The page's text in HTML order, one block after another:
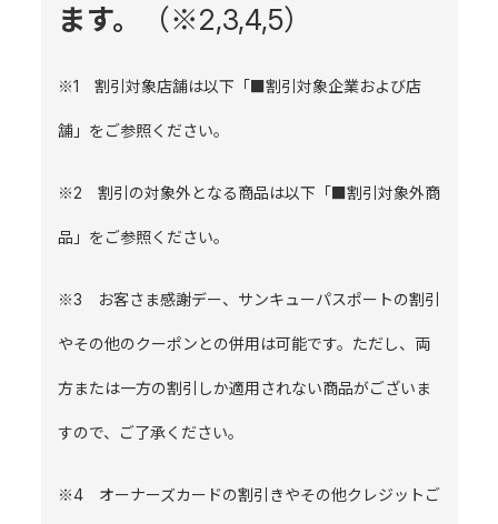
ます。 （※2,3,4,5）
※1 割引対象店舗は以下「■割引対象企業および店
舗」をご参照ください。
※2 割引の対象外となる商品は以下「■割引対象外商
品」をご参照ください。
※3 お客さま感謝デー、サンキューパスポートの割引
やその他のクーポンとの併用は可能です。ただし、両
方または一方の割引しか適用されない商品がございま
すので、ご了承ください。
※4 オーナーズカードの割引きやその他クレジットご